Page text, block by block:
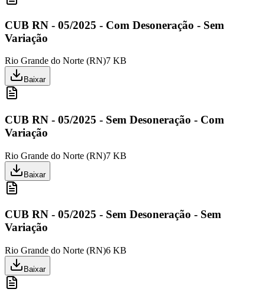
CUB RN - 05/2025 - Com Desoneração - Sem
Variação
Rio Grande do Norte (RN)7 KB
Baixar
CUB RN - 05/2025 - Sem Desoneração - Com
Variação
Rio Grande do Norte (RN)7 KB
Baixar
CUB RN - 05/2025 - Sem Desoneração - Sem
Variação
Rio Grande do Norte (RN)6 KB
Baixar